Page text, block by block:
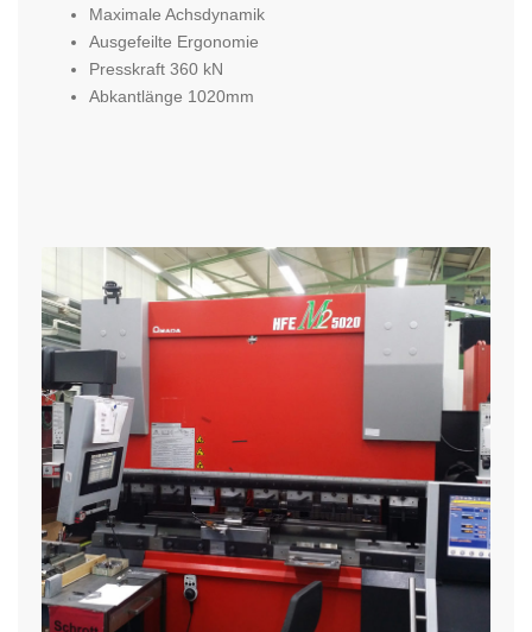
Maximale Achsdynamik
Ausgefeilte Ergonomie
Presskraft 360 kN
Abkantlänge 1020mm